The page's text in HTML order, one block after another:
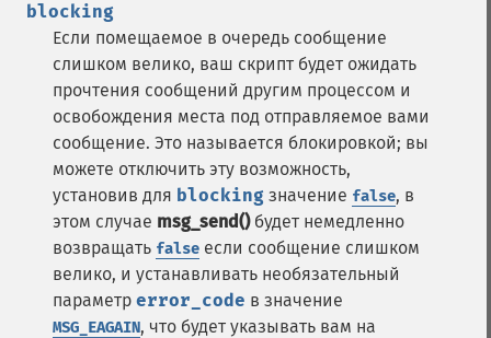
blocking
Если помещаемое в очередь сообщение
слишком велико, ваш скрипт будет ожидать
прочтения сообщений другим процессом и
освобождения места под отправляемое вами
сообщение. Это называется блокировкой; вы
можете отключить эту возможность,
установив для blocking значение false, в
этом случае msg_send()будет немедленно
возвращать false если сообщение слишком
велико, и устанавливать необязательный
параметр error_code в значение
MSG_EAGAIN, что будет указывать вам на